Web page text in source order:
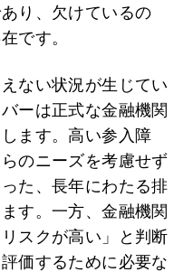
り、欠けているの
です。
ない状況が生じてい
ーは正式な金融機関
ます。高い参入障
のニーズを考慮せず
た、長年にわたる排
す。一方、金融機関
スクが高い」と判断
価するために必要な